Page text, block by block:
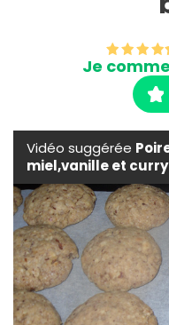
Je
Vidéo suggérée
miel,vanille et curry